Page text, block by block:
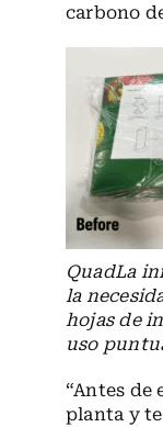
carbono
QuadLa
la
hojas de
uso
“Antes de
planta y